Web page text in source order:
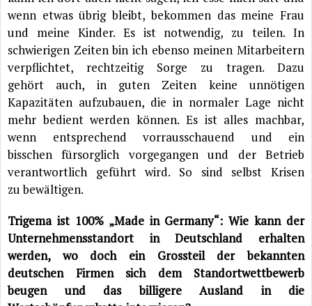
wenn etwas übrig bleibt, bekommen das meine Frau
und meine Kinder. Es ist notwendig, zu teilen. In
schwierigen Zeiten bin ich ebenso meinen Mitarbeitern
verpflichtet, rechtzeitig Sorge zu tragen. Dazu
gehört auch, in guten Zeiten keine unnötigen
Kapazitäten aufzubauen, die in normaler Lage nicht
mehr bedient werden können. Es ist alles machbar,
wenn entsprechend vorrausschauend und ein
bisschen fürsorglich vorgegangen und der Betrieb
verantwortlich geführt wird. So sind selbst Krisen
zu bewältigen.
Trigema ist 100% „Made in Germany“: Wie kann der
Unternehmensstandort in Deutschland erhalten
werden, wo doch ein Grossteil der bekannten
deutschen Firmen sich dem Standortwettbewerb
beugen und das billigere Ausland in die